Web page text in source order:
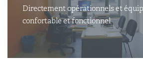
Directement opérationnels et
confortable et fonctionnel